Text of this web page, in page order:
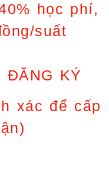
học phí,
suất
ĐĂNG KÝ
xác để cấp